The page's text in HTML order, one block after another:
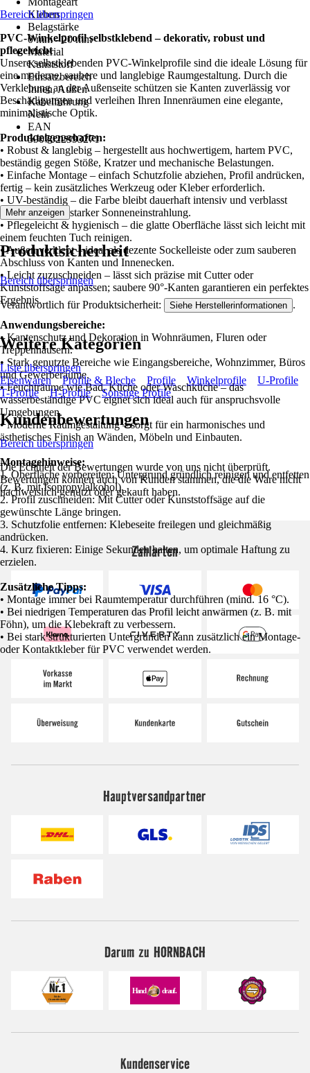
Kleben
Belagstärke
0 mm - 20 mm
Material
Kunststoff
Einsatzbereich
Innen, Außen
Kabelführung
Nein
EAN
5907022993271
Bereich überspringen
PVC-Winkelprofil selbstklebend – dekorativ, robust und
pflegeleicht
Unsere selbstklebenden PVC-Winkelprofile sind die ideale Lösung für
eine moderne, saubere und langlebige Raumgestaltung. Durch die
Verklebung an der Außenseite schützen sie Kanten zuverlässig vor
Beschädigungen und verleihen Ihren Innenräumen eine elegante,
minimalistische Optik.
Produkteigenschaften:
• Robust & langlebig – hergestellt aus hochwertigem, hartem PVC,
beständig gegen Stöße, Kratzer und mechanische Belastungen.
• Einfache Montage – einfach Schutzfolie abziehen, Profil andrücken,
fertig – kein zusätzliches Werkzeug oder Kleber erforderlich.
• UV-beständig – die Farbe bleibt dauerhaft intensiv und verblasst
nicht, selbst bei starker Sonneneinstrahlung.
• Pflegeleicht & hygienisch – die glatte Oberfläche lässt sich leicht mit
einem feuchten Tuch reinigen.
• Außen verklebt – ideal als dezente Sockelleiste oder zum sauberen
Abschluss von Kanten und Innenecken.
• Leicht zuzuschneiden – lässt sich präzise mit Cutter oder
Kunststoffsäge anpassen; saubere 90°-Kanten garantieren ein perfektes
Ergebnis.
Anwendungsbereiche:
• Kantenschutz und Dekoration in Wohnräumen, Fluren oder
Treppenhäusern.
• Stark genutzte Bereiche wie Eingangsbereiche, Wohnzimmer, Büros
und Gewerberäume.
• Feuchträume wie Bad, Küche oder Waschküche – das
wasserbeständige PVC eignet sich ideal auch für anspruchsvolle
Umgebungen.
• Moderne Raumgestaltung – sorgt für ein harmonisches und
ästhetisches Finish an Wänden, Möbeln und Einbauten.
Montagehinweise:
1. Oberfläche vorbereiten: Untergrund gründlich reinigen und entfetten
(z. B. mit Isopropylalkohol).
2. Profil zuschneiden: Mit Cutter oder Kunststoffsäge auf die
gewünschte Länge bringen.
3. Schutzfolie entfernen: Klebeseite freilegen und gleichmäßig
andrücken.
4. Kurz fixieren: Einige Sekunden halten, um optimale Haftung zu
erzielen.
Zusätzliche Tipps:
• Montage immer bei Raumtemperatur durchführen (mind. 16 °C).
• Bei niedrigen Temperaturen das Profil leicht anwärmen (z. B. mit
Föhn), um die Klebekraft zu verbessern.
• Bei stark strukturierten Untergründen kann zusätzlich ein Montage-
oder Kontaktkleber für PVC verwendet werden.
Mehr anzeigen
Produktsicherheit
Bereich überspringen
Verantwortlich für Produktsicherheit: Siehe Herstellerinformationen .
Weitere Kategorien
Liste überspringen
Eisenwaren
Profile & Bleche Profile Winkelprofile
U-Profile
T-Profile
H-Profile Sonstige Profile
Kundenbewertungen
Bereich überspringen
Die Echtheit der Bewertungen wurde von uns nicht überprüft.
Bewertungen können auch von Kunden stammen, die die Ware nicht
nachweislich genutzt oder gekauft haben.
Zahlarten
Hauptversandpartner
Darum zu HORNBACH
Kundenservice